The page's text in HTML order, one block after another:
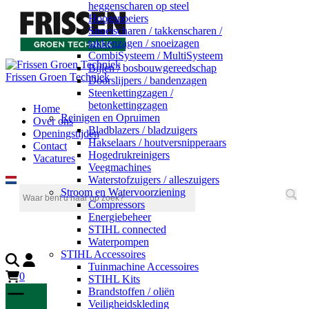
Frissen Groen Techniek
Home
Over ons
Openingstijden
Contact
Vacatures
heggenscharen op steel
Hoogsnoeiers
Snoeischaren / takkenscharen /
takkenzagen / snoeizagen
CombiSysteem / MultiSysteem
Bijlen / bosbouwgereedschap
Doorslijpers / bandenzagen
Steenkettingzagen /
betonkettingzagen
Reinigen en Opruimen
Bladblazers / bladzuigers
Hakselaars / houtversnipperaars
Hogedrukreinigers
Veegmachines
Waterstofzuigers / alleszuigers
Stroom en Watervoorziening
Compressors
Energiebeheer
STIHL connected
Waterpompen
STIHL Accessoires
Tuinmachine Accessoires
STIHL Kits
Brandstoffen / oliën
Veiligheidskleding
0